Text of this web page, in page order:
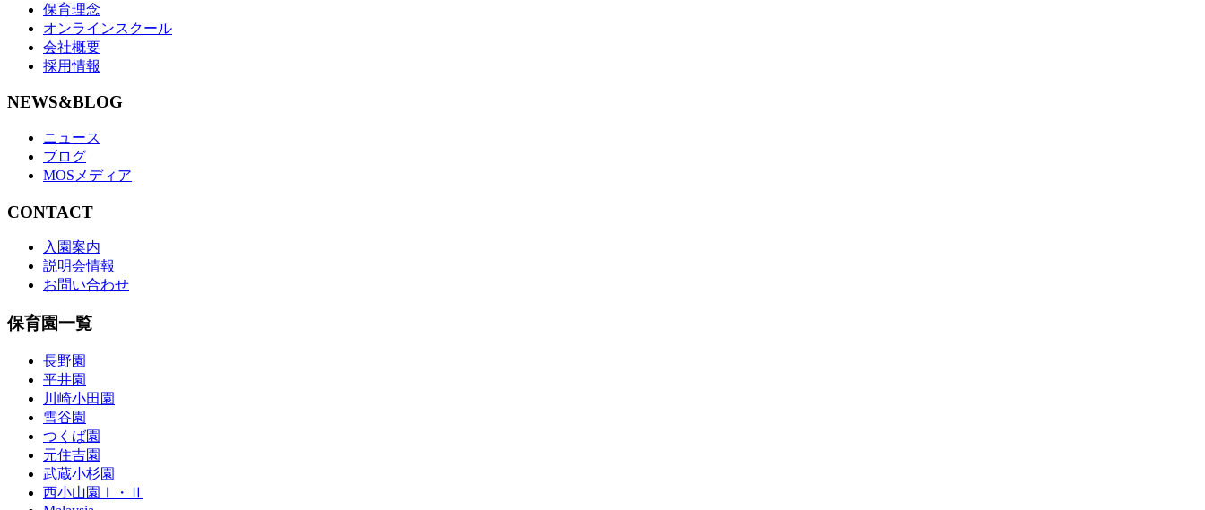
保育理念
オンラインスクール
会社概要
採用情報
NEWS&BLOG
ニュース
ブログ
MOSメディア
CONTACT
入園案内
説明会情報
お問い合わせ
保育園一覧
長野園
平井園
川崎小田園
雪谷園
つくば園
元住吉園
武蔵小杉園
西小山園Ⅰ・Ⅱ